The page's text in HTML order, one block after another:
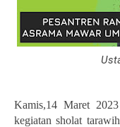
Kamis,14 Maret
kegiatan sholat